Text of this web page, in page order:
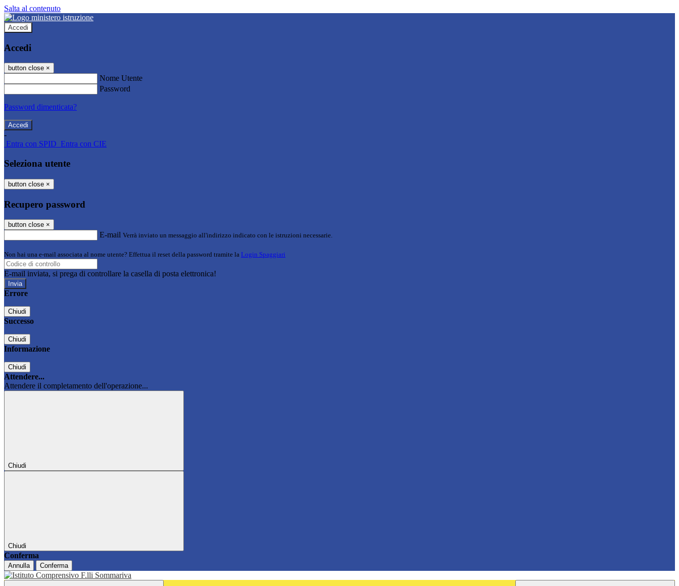
Salta al contenuto
Accedi
Accedi
button close ×
Nome Utente
Password
Password dimenticata?
-
Entra con SPID Entra con CIE
Seleziona utente
button close ×
Recupero password
button close ×
E-mail Verrà inviato un messaggio all'indirizzo indicato con le istruzioni necessarie.
Non hai una e-mail associata al nome utente? Effettua il reset della password tramite la Login Spaggiari
E-mail inviata, si prega di controllare la casella di posta elettronica!
Errore
Chiudi
Successo
Chiudi
Informazione
Chiudi
Attendere...
Attendere il completamento dell'operazione...
Chiudi
Chiudi
Conferma
Annulla Conferma